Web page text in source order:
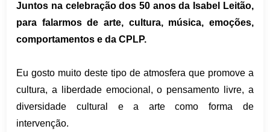
Juntos na celebração dos 50 anos da Isabel Leitão,
para falarmos de arte, cultura, música, emoções,
comportamentos e da CPLP.
Eu gosto muito deste tipo de atmosfera que promove a
cultura, a liberdade emocional, o pensamento livre, a
diversidade cultural e a arte como forma de
intervenção.